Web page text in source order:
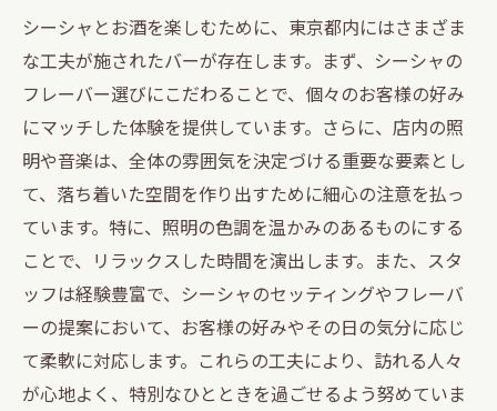
シーシャとお酒を楽しむために、東京都内にはさまざま
な工夫が施されたバーが存在します。まず、シーシャの
フレーバー選びにこだわることで、個々のお客様の好み
にマッチした体験を提供しています。さらに、店内の照
明や音楽は、全体の雰囲気を決定づける重要な要素とし
て、落ち着いた空間を作り出すために細心の注意を払っ
ています。特に、照明の色調を温かみのあるものにする
ことで、リラックスした時間を演出します。また、スタ
ッフは経験豊富で、シーシャのセッティングやフレーバ
ーの提案において、お客様の好みやその日の気分に応じ
て柔軟に対応します。これらの工夫により、訪れる人々
が心地よく、特別なひとときを過ごせるよう努めていま